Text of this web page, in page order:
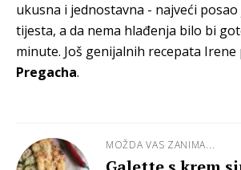
ukusna i jednostavna - najveći
tijesta, a da nema hlađenja bilo bi
minute. Još genijalnih recepata
Pregacha.
MOŽDA VAS ZANIMA...